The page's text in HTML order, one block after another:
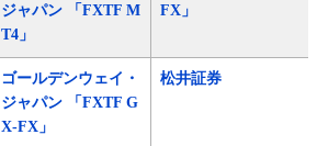
ジャパン 「FXTF M
T4」
FX」
ゴールデンウェイ・
ジャパン 「FXTF G
X-FX」
松井証券